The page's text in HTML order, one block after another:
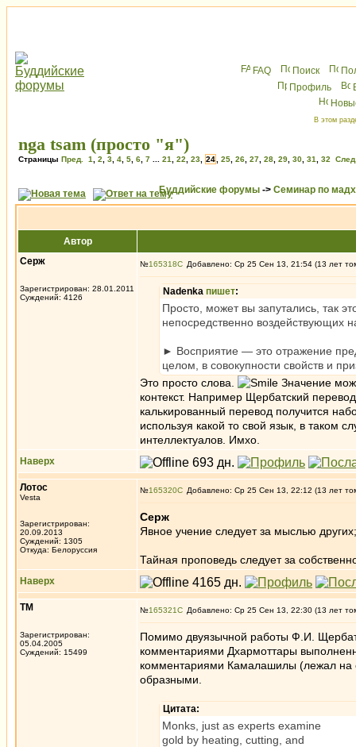
FAQ Поиск
Профиль
В этом
nga tsam (просто "я")
Страницы Пред. 1 2 3 4 5 6 7 21 22 23 24 25 26 27 28 29 30 31 32
Буддийские форумы -> Семинар по
Автор
Серж
Зарегистрирован: 28.01.2011
Суждений: 4126
№165318 Добавлено: Ср 25 Сен 13, 21:54 (13 лет
Nadenka пишет:
Просто, может вы запутались, так
непосредственно воздействующих
► Восприятие — это отражение
целом, в совокупности свойств и
Это просто слова.
Значение
контекст. Например Щербатский
калькированный перевод получится
используя какой то свой язык, в таком
интеллектуалов. Имхо.
Наверх
Лотос
Vesta
Зарегистрирован:
20.09.2013
Суждений: 1305
Откуда: Белоруссия
№165320 Добавлено: Ср 25 Сен 13, 22:12 (13 лет
Серж
Явное учение следует за мыслью других;
Тайная проповедь следует за
Наверх
ТМ
Зарегистрирован:
05.04.2005
Суждений: 15499
№165321 Добавлено: Ср 25 Сен 13, 22:30 (13 лет
Помимо двуязычной работы Ф.И.
комментариями Дхармоттары
комментариями Камалашилы (лежал на
образными.
Цитата:
Monks, just as experts examine
gold by heating, cutting, and